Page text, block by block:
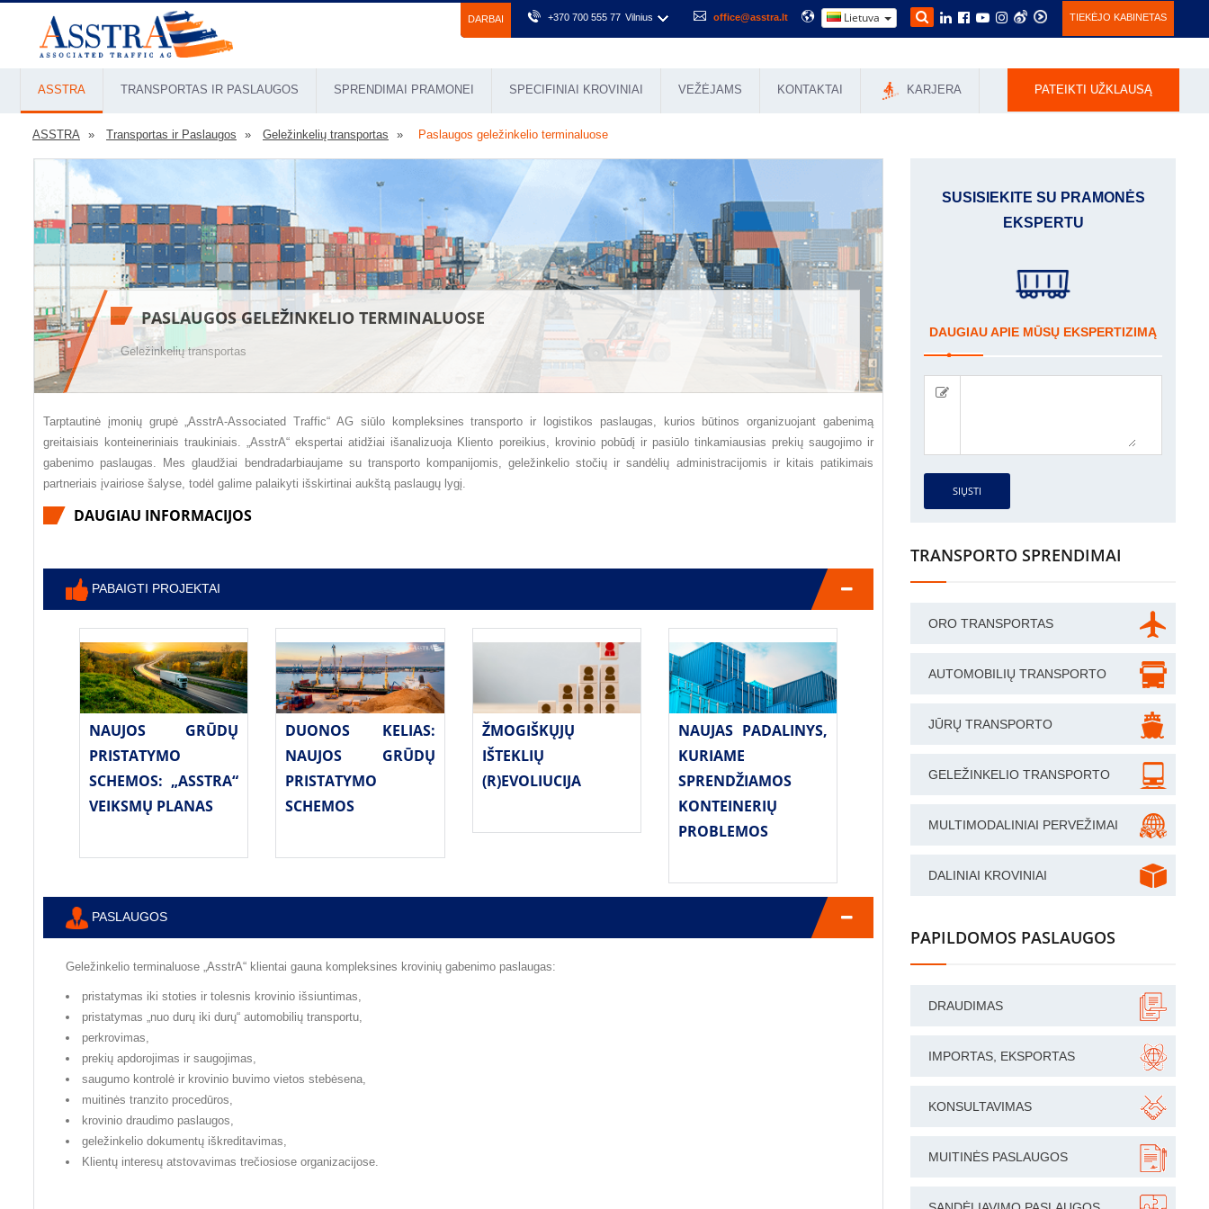
DARBAI TIEKĖJO KABINETAS
+370 700 555 77 Vilnius office@asstra.lt Lietuva
ASSTRA TRANSPORTAS IR PASLAUGOS SPRENDIMAI PRAMONEI SPECIFINIAI KROVINIAI VEŽĖJAMS KONTAKTAI KARJERA PATEIKTI UŽKLAUSĄ
ASSTRA Transportas ir Paslaugos Geležinkelių transportas Paslaugos geležinkelio terminaluose
PASLAUGOS GELEŽINKELIO TERMINALUOSE
Geležinkelių transportas
Tarptautinė įmonių grupė „AsstrA-Associated Traffic“ AG siūlo kompleksines transporto ir logistikos paslaugas, kurios būtinos organizuojant gabenimą
greitaisiais konteineriniais traukiniais. „AsstrA“ ekspertai atidžiai išanalizuoja Kliento poreikius, krovinio pobūdį ir pasiūlo tinkamiausias prekių saugojimo ir
gabenimo paslaugas. Mes glaudžiai bendradarbiaujame su transporto kompanijomis, geležinkelio stočių ir sandėlių administracijomis ir kitais patikimais
partneriais įvairiose šalyse, todėl galime palaikyti išskirtinai aukštą paslaugų lygį.
DAUGIAU INFORMACIJOS
PABAIGTI PROJEKTAI
NAUJOS GRŪDŲ
PRISTATYMO
SCHEMOS: „ASSTRA“
VEIKSMŲ PLANAS
DUONOS KELIAS:
NAUJOS GRŪDŲ
PRISTATYMO
SCHEMOS
ŽMOGIŠKŲJŲ
IŠTEKLIŲ
(R)EVOLIUCIJA
NAUJAS PADALINYS,
KURIAME
SPRENDŽIAMOS
KONTEINERIŲ
PROBLEMOS
PASLAUGOS
Geležinkelio terminaluose „AsstrA“ klientai gauna kompleksines krovinių gabenimo paslaugas:
pristatymas iki stoties ir tolesnis krovinio išsiuntimas,
pristatymas „nuo durų iki durų“ automobilių transportu,
perkrovimas,
prekių apdorojimas ir saugojimas,
saugumo kontrolė ir krovinio buvimo vietos stebėsena,
muitinės tranzito procedūros,
krovinio draudimo paslaugos,
geležinkelio dokumentų iškreditavimas,
Klientų interesų atstovavimas trečiosiose organizacijose.
SUSISIEKITE SU PRAMONĖS
EKSPERTU
DAUGIAU APIE MŪSŲ EKSPERTIZIMĄ
SIŲSTI
TRANSPORTO SPRENDIMAI
ORO TRANSPORTAS
AUTOMOBILIŲ TRANSPORTO
JŪRŲ TRANSPORTO
GELEŽINKELIO TRANSPORTO
MULTIMODALINIAI PERVEŽIMAI
DALINIAI KROVINIAI
PAPILDOMOS PASLAUGOS
DRAUDIMAS
IMPORTAS, EKSPORTAS
KONSULTAVIMAS
MUITINĖS PASLAUGOS